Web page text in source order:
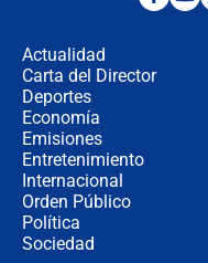
Actualidad
Carta del Director
Deportes
Economía
Emisiones
Entretenimiento
Internacional
Orden Público
Política
Sociedad